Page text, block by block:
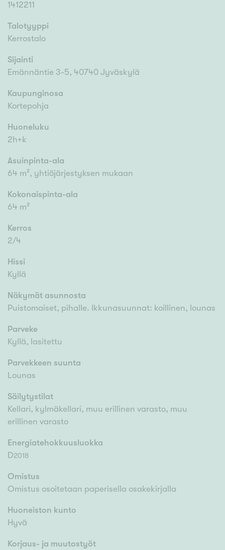
1412211
Talotyyppi
Kerrostalo
Sijainti
Emännäntie 3-5, 40740 Jyväskylä
Kaupunginosa
Kortepohja
Huoneluku
2h+k
Asuinpinta-ala
64 m², yhtiöjärjestyksen mukaan
Kokonaispinta-ala
64 m²
Kerros
2/4
Hissi
Kyllä
Näkymät asunnosta
Puistomaiset, pihalle. Ikkunasuunnat: koillinen, lounas
Parveke
Kyllä, lasitettu
Parvekkeen suunta
Lounas
Säilytystilat
Kellari, kylmäkellari, muu erillinen varasto, muu
erillinen varasto
Energiatehokkuusluokka
D2018
Omistus
Omistus osoitetaan paperisella osakekirjalla
Huoneiston kunto
Hyvä
Korjaus- ja muutostyöt